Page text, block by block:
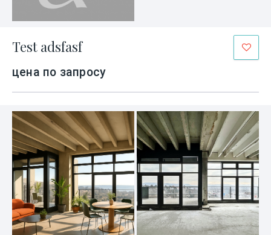
Test adsfasf
цена по запросу